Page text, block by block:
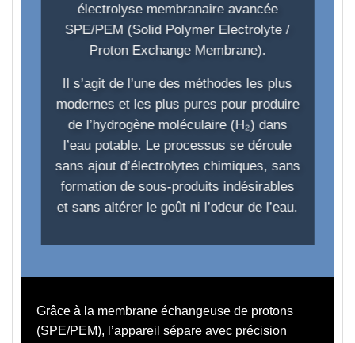
électrolyse membranaire avancée
SPE/PEM (Solid Polymer Electrolyte /
Proton Exchange Membrane).
Il s’agit de l’une des méthodes les plus
modernes et les plus pures pour produire
de l’hydrogène moléculaire (H₂) dans
l’eau potable. Le processus se déroule
sans ajout d’électrolytes chimiques, sans
formation de sous-produits indésirables
et sans altérer le goût ni l’odeur de l’eau.
Grâce à la membrane échangeuse de protons
(SPE/PEM), l’appareil sépare avec précision